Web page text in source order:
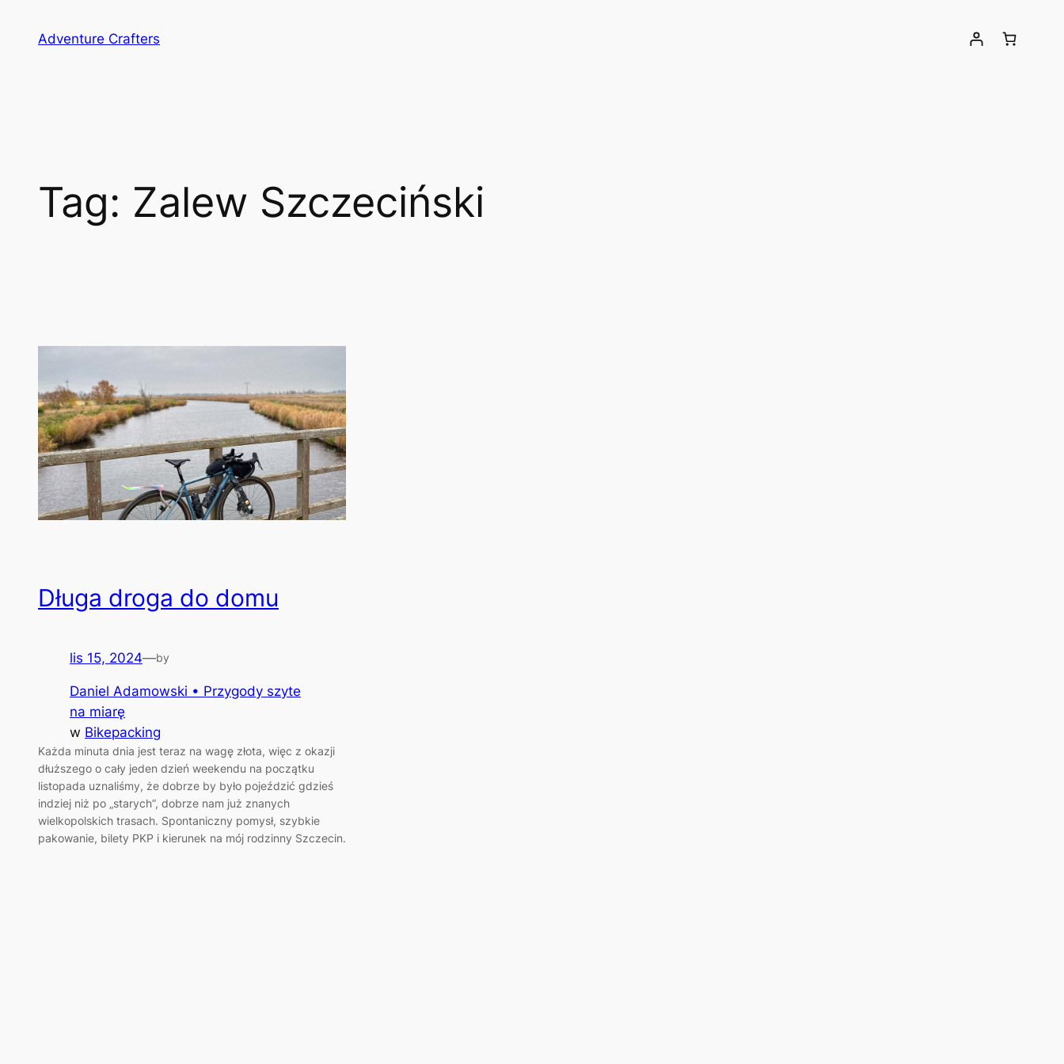
Adventure Crafters
Tag: Zalew Szczeciński
Długa droga do domu
lis 15, 2024—by
Daniel Adamowski • Przygody szyte
na miarę
w Bikepacking
Każda minuta dnia jest teraz na wagę złota, więc z okazji
dłuższego o cały jeden dzień weekendu na początku
listopada uznaliśmy, że dobrze by było pojeździć gdzieś
indziej niż po „starych”, dobrze nam już znanych
wielkopolskich trasach. Spontaniczny pomysł, szybkie
pakowanie, bilety PKP i kierunek na mój rodzinny Szczecin.